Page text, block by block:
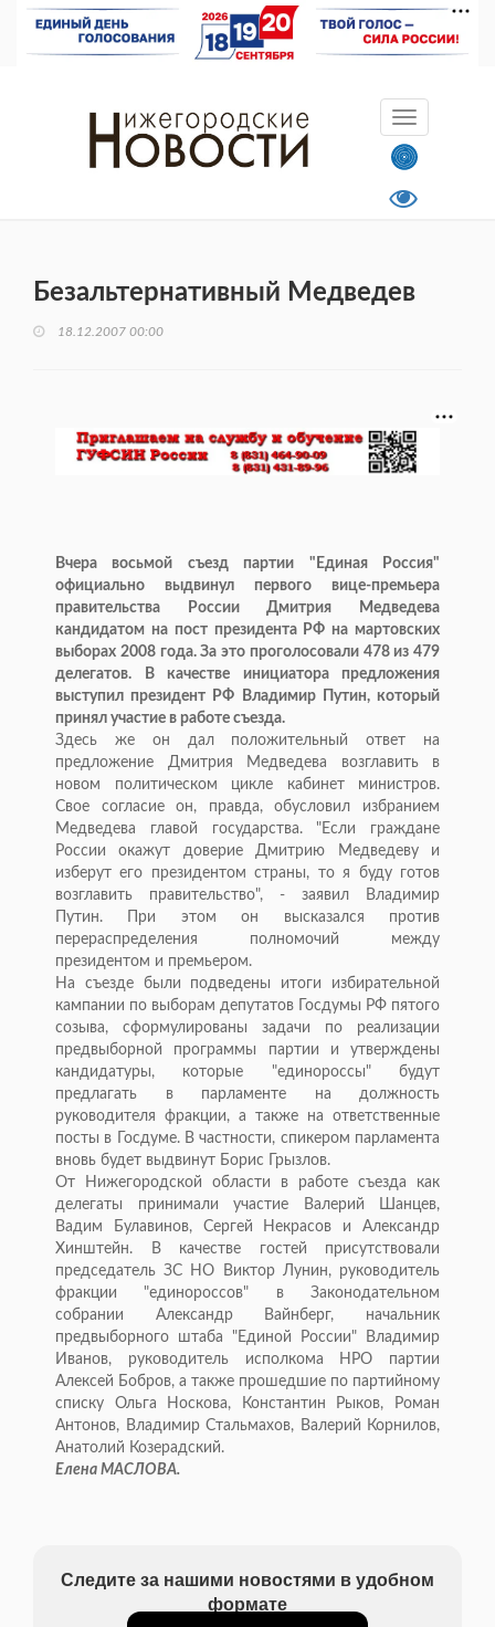
Безальтернативный Медведев
18.12.2007 00:00
Вчера восьмой съезд партии "Единая Россия"
официально выдвинул первого вице-премьера
правительства России Дмитрия Медведева
кандидатом на пост президента РФ на мартовских
выборах 2008 года. За это проголосовали 478 из 479
делегатов. В качестве инициатора предложения
выступил президент РФ Владимир Путин, который
принял участие в работе съезда.
Здесь же он дал положительный ответ на
предложение Дмитрия Медведева возглавить в
новом политическом цикле кабинет министров.
Свое согласие он, правда, обусловил избранием
Медведева главой государства. "Если граждане
России окажут доверие Дмитрию Медведеву и
изберут его президентом страны, то я буду готов
возглавить правительство", - заявил Владимир
Путин. При этом он высказался против
перераспределения полномочий между
президентом и премьером.
На съезде были подведены итоги избирательной
кампании по выборам депутатов Госдумы РФ пятого
созыва, сформулированы задачи по реализации
предвыборной программы партии и утверждены
кандидатуры, которые "единороссы" будут
предлагать в парламенте на должность
руководителя фракции, а также на ответственные
посты в Госдуме. В частности, спикером парламента
вновь будет выдвинут Борис Грызлов.
От Нижегородской области в работе съезда как
делегаты принимали участие Валерий Шанцев,
Вадим Булавинов, Сергей Некрасов и Александр
Хинштейн. В качестве гостей присутствовали
председатель ЗС НО Виктор Лунин, руководитель
фракции "единороссов" в Законодательном
собрании Александр Вайнберг, начальник
предвыборного штаба "Единой России" Владимир
Иванов, руководитель исполкома НРО партии
Алексей Бобров, а также прошедшие по партийному
списку Ольга Носкова, Константин Рыков, Роман
Антонов, Владимир Стальмахов, Валерий Корнилов,
Анатолий Козерадский.
Елена МАСЛОВА.
Следите за нашими новостями в удобном
формате